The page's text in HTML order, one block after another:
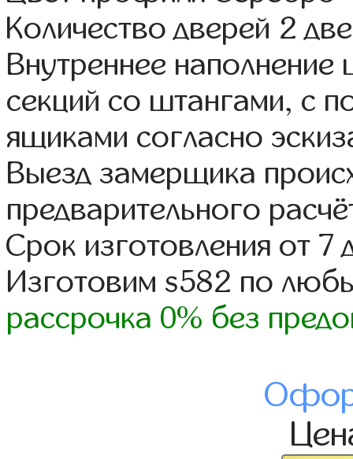
Количество дверей 2
Внутреннее
секций со штангами, с
ящиками согласно
Выезд замерщика
предварительного
Срок изготовления от 7
Изготовим s582 по
рассрочка 0% без